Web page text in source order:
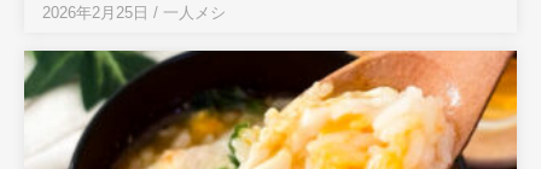
2026年2月25日 / 一人メシ